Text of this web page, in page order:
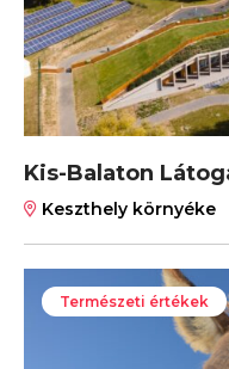
Kis-Balaton
Keszthely környéke
Természeti értékek